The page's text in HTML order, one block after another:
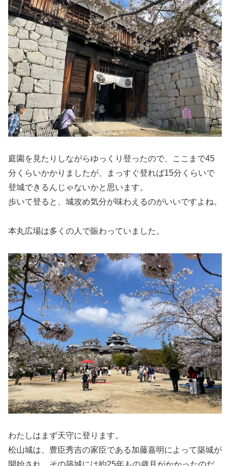
庭園を見たりしながらゆっくり登ったので、ここまで45
分くらいかかりましたが、まっすぐ登れば15分くらいで
登城できるんじゃないかと思います。
歩いて登ると、城攻め気分が味わえるのがいいですよね。
本丸広場は多くの人で賑わっていました。
わたしはまず天守に登ります。
松山城は、豊臣秀吉の家臣である加藤嘉明によって築城が
開始され、その築城には約25年もの歳月がかかったのだ